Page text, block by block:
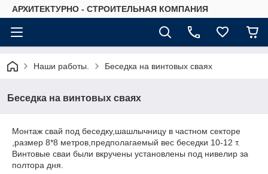
АРХИТЕКТУРНО - СТРОИТЕЛЬНАЯ КОМПАНИЯ
Наши работы. Беседка на винтовых сваях
Беседка на винтовых сваях
Монтаж свай под беседку,шашлычницу в частном секторе
,размер 8*8 метров,предполагаемый вес беседки 10-12 т.
Винтовые сваи были вкручены установлены под нивелир за
полтора дня.